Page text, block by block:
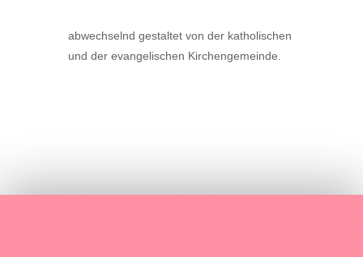
abwechselnd gestaltet von der katholischen
und der evangelischen Kirchengemeinde.